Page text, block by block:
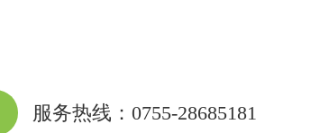
服务热线：0755-28685181